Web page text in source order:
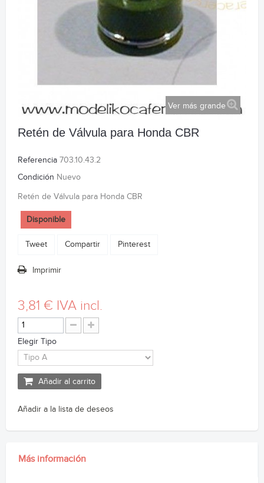
Ver más grande
Retén de Válvula para Honda CBR
Referencia 703.10.43.2
Condición Nuevo
Retén de Válvula para Honda CBR
Disponible
Tweet Compartir Pinterest
Imprimir
3,81 € IVA incl.
Elegir Tipo
Añadir al carrito
Añadir a la lista de deseos
Más información